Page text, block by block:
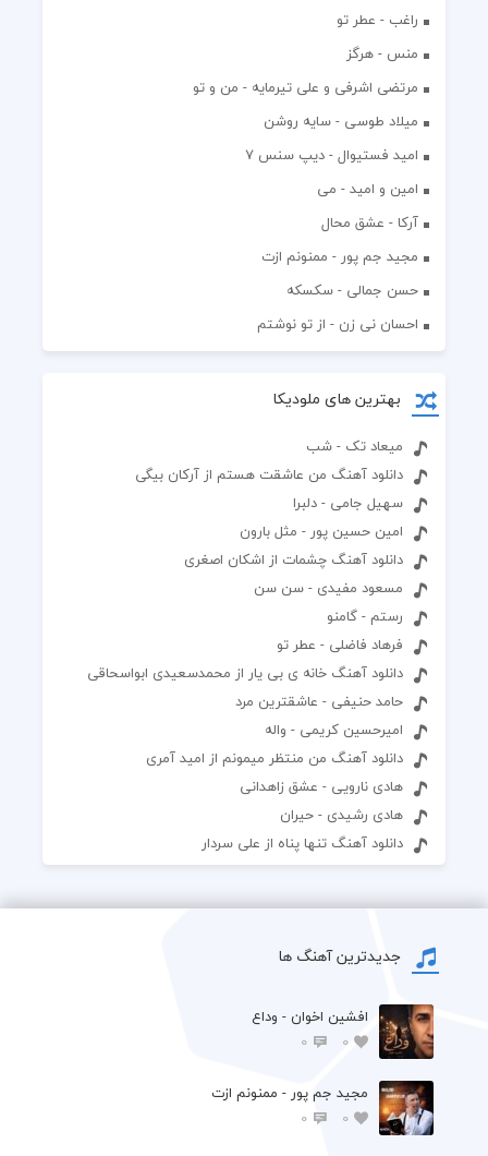
راغب - عطر تو
منس - هرگز
مرتضی اشرفی و علی تیرمایه - من و تو
میلاد طوسی - سایه روشن
اميد فستيوال - ديپ سنس ۷
امین و امید - می
آرکا - عشق محال
مجید جم پور - ممنونم ازت
حسن جمالی - سکسکه
احسان نی زن - از تو نوشتم
بهترین های ملودیکا
میعاد تک - شب
دانلود آهنگ من عاشقت هستم از آرکان بیگی
سهیل جامی - دلبرا
امین حسین پور - مثل بارون
دانلود آهنگ چشمات از اشکان اصغری
مسعود مفیدی - سن سن
رستم - گامنو
فرهاد فاضلی - عطر تو
دانلود آهنگ خانه ی بی یار از محمدسعیدی ابواسحاقی
حامد حنیفی - عاشقترین مرد
امیرحسین کریمی - واله
دانلود آهنگ من منتظر میمونم از امید آمری
هادی نارویی - عشق زاهدانی
هادی رشیدی - حیران
دانلود آهنگ تنها پناه از علی سردار
جدیدترین آهنگ ها
افشين اخوان - وداع
0
0
مجید جم پور - ممنونم ازت
0
0